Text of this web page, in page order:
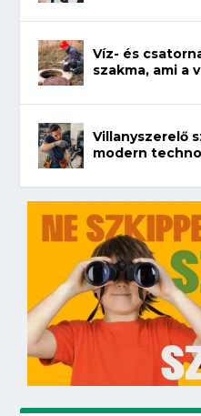
Víz- és
szakma, ami a
Villanyszerelő
modern